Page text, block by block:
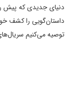
دنیای جدیدی که پیش
داستان‌گویی را کشف
توصیه می‌کنیم